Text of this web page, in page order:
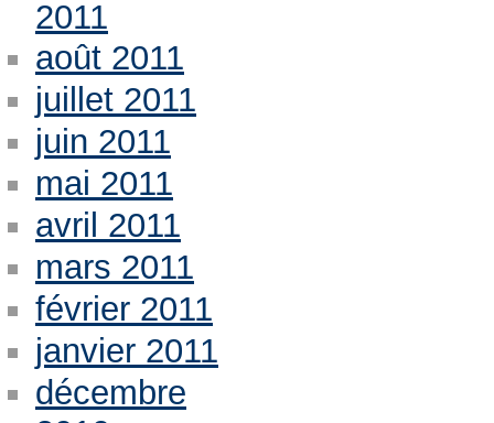
2011
août 2011
juillet 2011
juin 2011
mai 2011
avril 2011
mars 2011
février 2011
janvier 2011
décembre